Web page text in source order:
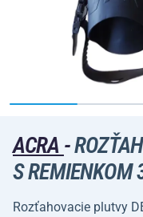
ACRA -
S REMIENKOM
Rozťahovacie plutvy